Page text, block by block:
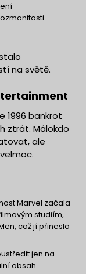
na světě.
1996 bankrot
ztrát. Málokdo
ale
Marvel začala
studiím,
což jí přineslo
jen na
obsah.